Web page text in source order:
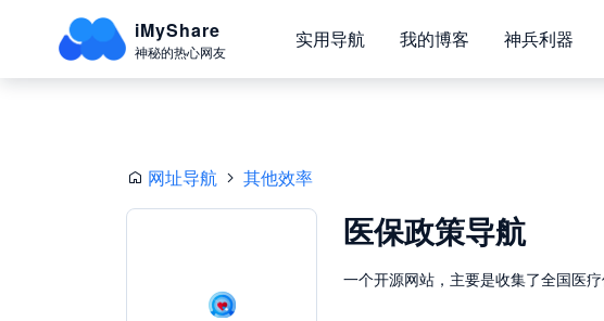
iMyShare
神秘的热心网友
实用导航 我的博客 神兵利器
网址导航 其他效率
医保政策导航
一个开源网站，主要是收集了全国医